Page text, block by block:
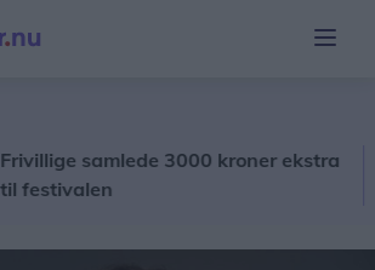
samlede 3000 kroner ekstra